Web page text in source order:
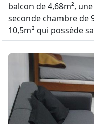
balcon de 4,68m²,
seconde chambre de
10,5m² qui possède